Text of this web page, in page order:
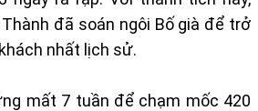
đã soán ngôi Bố già để trở
nhất lịch sử.
mất 7 tuần để chạm mốc 420